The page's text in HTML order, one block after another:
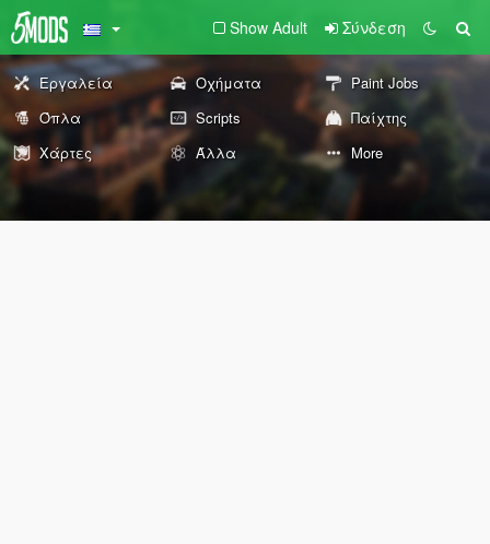
Show Adult Σύνδεση
Εργαλεία Οχήματα
Paint Jobs
Όπλα
Scripts
Παίχτης
Χάρτες
Άλλα More